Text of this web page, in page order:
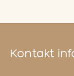
Kontakt